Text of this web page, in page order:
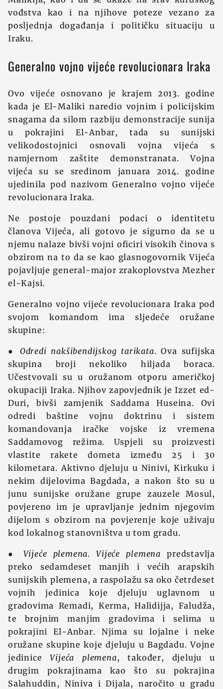
vođstva kao i na njihove poteze vezano za
posljednja događanja i političku situaciju u
Iraku.
Generalno vojno vijeće revolucionara Iraka
Ovo vijeće osnovano je krajem 2013. godine
kada je El-Maliki naredio vojnim i policijskim
snagama da silom razbiju demonstracije sunija
u pokrajini El-Anbar, tada su sunijski
velikodostojnici osnovali vojna vijeća s
namjernom zaštite demonstranata. Vojna
vijeća su se sredinom januara 2014. godine
ujedinila pod nazivom Generalno vojno vijeće
revolucionara Iraka.
Ne postoje pouzdani podaci o identitetu
članova Vijeća, ali gotovo je sigurno da se u
njemu nalaze bivši vojni oficiri visokih činova s
obzirom na to da se kao glasnogovornik Vijeća
pojavljuje general-major zrakoplovstva Mezher
el-Kajsi.
Generalno vojno vijeće revolucionara Iraka pod
svojom komandom ima sljedeće oružane
skupine:
● Odredi nakšibendijskog tarikata. Ova sufijska
skupina broji nekoliko hiljada boraca.
Učestvovali su u oružanom otporu američkoj
okupaciji Iraka. Njihov zapovjednik je Izzet ed-
Duri, bivši zamjenik Saddama Huseina. Ovi
odredi baštine vojnu doktrinu i sistem
komandovanja iračke vojske iz vremena
Saddamovog režima. Uspjeli su proizvesti
vlastite rakete dometa između 25 i 30
kilometara. Aktivno djeluju u Ninivi, Kirkuku i
nekim dijelovima Bagdada, a nakon što su u
junu sunijske oružane grupe zauzele Mosul,
povjereno im je upravljanje jednim njegovim
dijelom s obzirom na povjerenje koje uživaju
kod lokalnog stanovništva u tom gradu.
● Vijeće plemena.Vijeće plemena predstavlja
preko sedamdeset manjih i većih arapskih
sunijskih plemena, a raspolažu sa oko četrdeset
vojnih jedinica koje djeluju uglavnom u
gradovima Remadi, Kerma, Halidijja, Faludža,
te brojnim manjim gradovima i selima u
pokrajini El-Anbar. Njima su lojalne i neke
oružane skupine koje djeluju u Bagdadu. Vojne
jediniceVijeća plemena, također, djeluju u
drugim pokrajinama kao što su pokrajina
Salahuddin, Niniva i Dijala, naročito u gradu